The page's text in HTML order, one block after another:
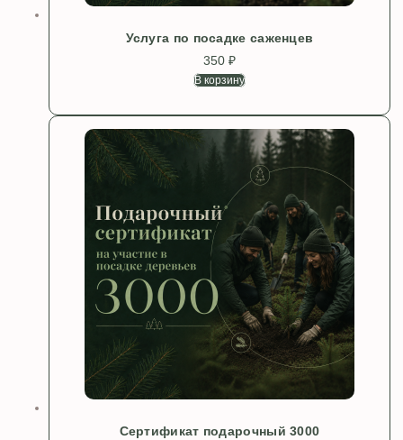
Услуга по посадке саженцев
350 ₽
В корзину
Сертификат подарочный 3000